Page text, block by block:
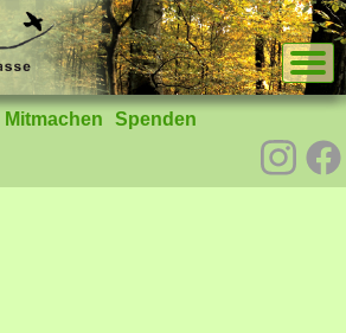
Mitmachen Spenden